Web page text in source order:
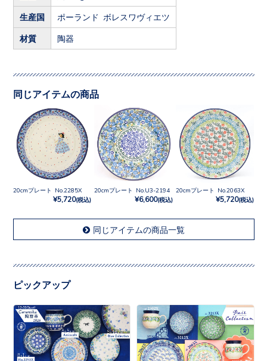
生産国 ポーランド ボレスワヴィエツ
材質 陶器
同じアイテムの商品
20cmプレート No.2285X
¥5,720(税込)
20cmプレート No.U3-2194
¥6,600(税込)
20cmプレート No.2063X
¥5,720(税込)
同じアイテムの商品一覧
ピックアップ